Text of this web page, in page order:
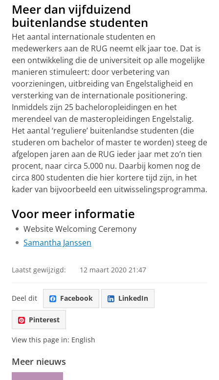
Meer dan vijfduizend
buitenlandse studenten
Het aantal internationale studenten en
medewerkers aan de RUG neemt elk jaar toe. Dat is
een ontwikkeling die de universiteit op alle mogelijke
manieren stimuleert: door verbetering van
voorzieningen, uitbreiding van Engelstaligheid en
versterking van de internationale positionering.
Inmiddels zijn 25 bacheloropleidingen en het
merendeel van de masteropleidingen Engelstalig.
Het aantal ‘reguliere’ buitenlandse studenten (die
studeren om bachelor of master te worden) steeg de
afgelopen jaren aan de RUG ieder jaar met zo’n tien
procent, naar circa 5.000 nu. Daarbij komen nog de
circa 800 studenten die hier kortere tijd zijn, in het
kader van bijvoorbeeld een uitwisselingsprogramma.
Voor meer informatie
Website Welcoming Ceremony
Samantha Janssen
Laatst gewijzigd: 12 maart 2020 21:47
Deel dit Facebook LinkedIn
Pinterest
View this page in: English
Meer nieuws